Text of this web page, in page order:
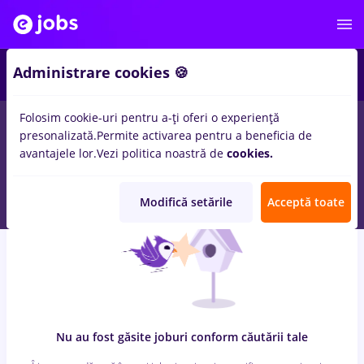
locuri de muncacu salarii sofer tir c einIasi (Iasi)
Student, Fara experientainTransport / Distributie, IT /
Telecom
Nu au fost găsite joburi conform căutării tale
Administrare cookies 🍪
Folosim cookie-uri pentru a-ți oferi o experiență
presonalizată.Permite activarea pentru a beneficia de
avantajele lor.Vezi politica noastră de cookies.
Modifică setările Acceptă toate